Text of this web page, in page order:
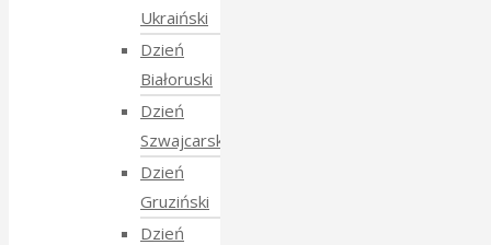
Ukraiński
Dzień
Białoruski
Dzień
Szwajcarski
Dzień
Gruziński
Dzień